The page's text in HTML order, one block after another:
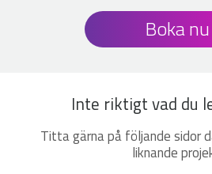
Boka nu
Inte riktigt vad du
Titta gärna på följande sidor
liknande